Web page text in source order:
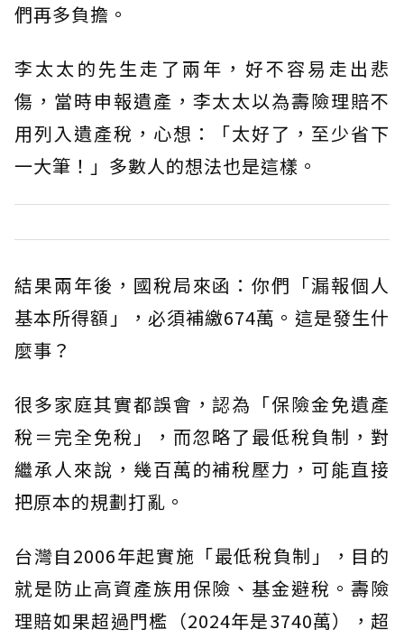
們再多負擔。
李太太的先生走了兩年，好不容易走出悲
傷，當時申報遺產，李太太以為壽險理賠不
用列入遺產稅，心想：「太好了，至少省下
一大筆！」多數人的想法也是這樣。
結果兩年後，國稅局來函：你們「漏報個人
基本所得額」，必須補繳674萬。這是發生什
麼事？
很多家庭其實都誤會，認為「保險金免遺產
稅＝完全免稅」，而忽略了最低稅負制，對
繼承人來說，幾百萬的補稅壓力，可能直接
把原本的規劃打亂。
台灣自2006年起實施「最低稅負制」，目的
就是防止高資產族用保險、基金避稅。壽險
理賠如果超過門檻（2024年是3740萬），超